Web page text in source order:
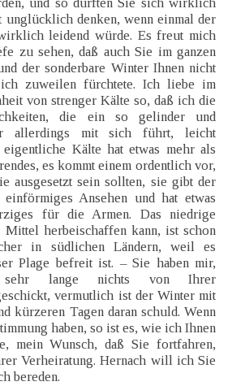
und so dürften Sie sich wirklich
unglücklich denken, wenn einmal der
leidend würde. Es freut mich
zu sehen, daß auch Sie im ganzen
der sonderbare Winter Ihnen nicht
zuweilen fürchtete. Ich liebe im
von strenger Kälte so, daß ich die
die ein so gelinder und
allerdings mit sich führt, leicht
Kälte hat etwas mehr als
es kommt einem ordentlich vor,
ausgesetzt sein sollten, sie gibt der
Ansehen und hat etwas
für die Armen. Das niedrige
herbeischaffen kann, ist schon
in südlichen Ländern, weil es
Plage befreit ist. – Sie haben mir,
sehr lange nichts von Ihrer
vermutlich ist der Winter mit
kürzeren Tagen daran schuld. Wenn
haben, so ist es, wie ich Ihnen
mein Wunsch, daß Sie fortfahren,
Verheiratung. Hernach will ich Sie
bereden.